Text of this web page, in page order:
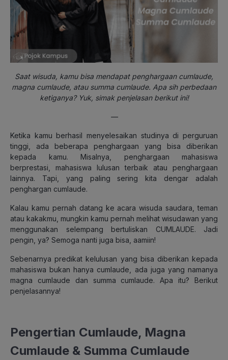
Saat wisuda, kamu bisa mendapat penghargaan cumlaude,
magna cumlaude, atau summa cumlaude. Apa sih perbedaan
ketiganya? Yuk, simak penjelasan berikut ini!
—
Ketika kamu berhasil menyelesaikan studinya di perguruan
tinggi, ada beberapa penghargaan yang bisa diberikan
kepada kamu. Misalnya, penghargaan mahasiswa
berprestasi, mahasiswa lulusan terbaik atau penghargaan
lainnya. Tapi, yang paling sering kita dengar adalah
penghargan cumlaude.
Kalau kamu pernah datang ke acara wisuda saudara, teman
atau kakakmu, mungkin kamu pernah melihat wisudawan yang
menggunakan selempang bertuliskan CUMLAUDE. Jadi
pengin, ya? Semoga nanti juga bisa, aamiin!
Sebenarnya predikat kelulusan yang bisa diberikan kepada
mahasiswa bukan hanya cumlaude, ada juga yang namanya
magna cumlaude dan summa cumlaude. Apa itu? Berikut
penjelasannya!
Pengertian Cumlaude, Magna
Cumlaude & Summa Cumlaude